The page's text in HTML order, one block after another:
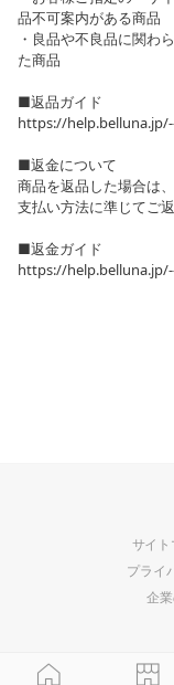
品不可案内がある商品
・良品や不良品に関わ
た商品
■返品ガイド
https://
■返金について
商品を返品した場合は
支払い方法に準じてご返
■返金ガイド
https://
サイ
プライ
企